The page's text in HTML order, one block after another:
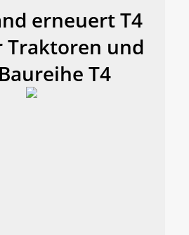
erneuert T4
Traktoren und
T4